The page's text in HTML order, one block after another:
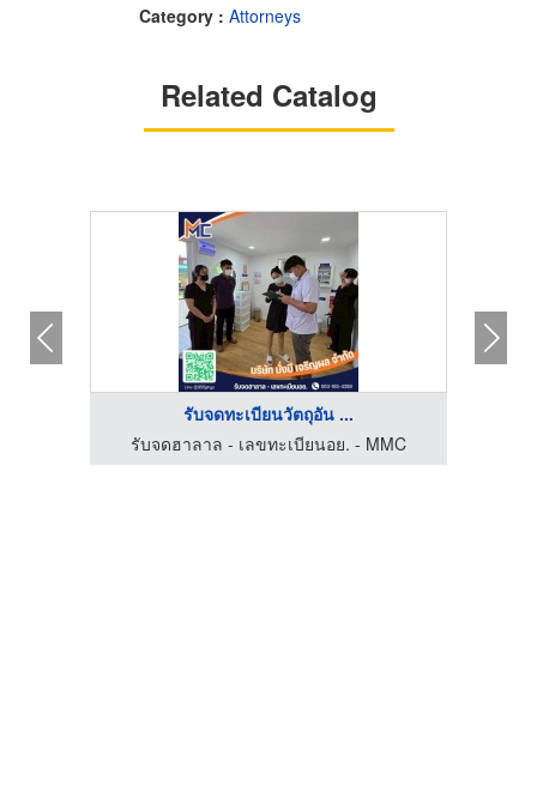
Category : Attorneys
Related Catalog
รับจดทะเบียนวัตถุอัน ...
รับจดฮาลาล - เลขทะเบียนอย. - MMC